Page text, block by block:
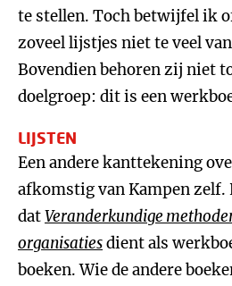
te stellen. Toch betwijfel ik
zoveel lijstjes niet te veel
Bovendien behoren zij niet
doelgroep: dit is een
LIJSTEN
Een andere kanttekening
afkomstig van Kampen
datVeranderkundige
organisatiesdient als
boeken. Wie de andere